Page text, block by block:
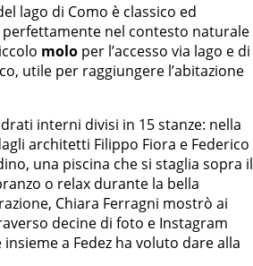
lago di Como è classico ed
nel contesto naturale
molo per l’accesso via lago e di
utile per raggiungere l’abitazione
interni divisi in 15 stanze: nella
architetti Filippo Fiora e Federico
una piscina che si staglia sopra il
o relax durante la bella
Chiara Ferragni mostrò ai
decine di foto e Instagram
a Fedez ha voluto dare alla